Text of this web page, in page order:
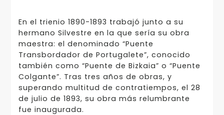
En el trienio 1890-1893 trabajó junto a su
hermano Silvestre en la que sería su obra
maestra: el denominado “Puente
Transbordador de Portugalete”, conocido
también como “Puente de Bizkaia” o “Puente
Colgante”. Tras tres años de obras, y
superando multitud de contratiempos, el 28
de julio de 1893, su obra más relumbrante
fue inaugurada.